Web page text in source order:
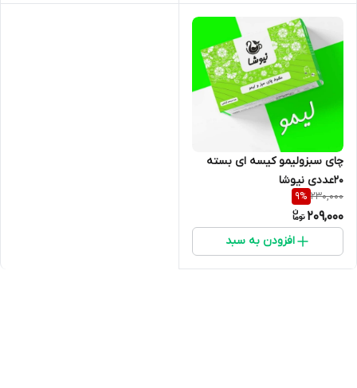
چای سبزولیمو کیسه ای بسته
20عددی نیوشا
230,000
9%
209,000
افزودن به سبد